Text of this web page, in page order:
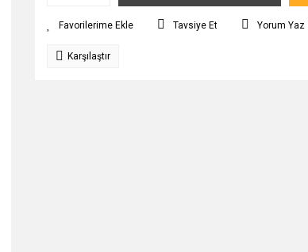
Tavsiye Et Yorum Yaz
Karşılaştır